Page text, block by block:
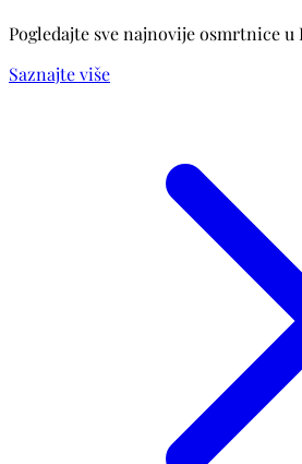
Pogledajte sve najnovije osmrtnice u
Saznajte više